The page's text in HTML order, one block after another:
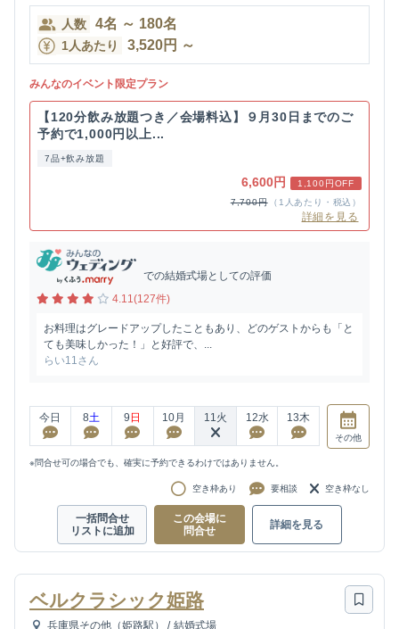
人数 4名 ～ 180名
1人あたり 3,520円 ～
みんなのイベント限定プラン
【120分飲み放題つき／会場料込】９月30日までのご
予約で1,000円以上...
7品+飲み放題
6,600円
1,100円OFF
7,700円
（1人あたり・税込）
詳細を見る
での結婚式場としての評価
4.11(127件)
お料理はグレードアップしたこともあり、どのゲストからも「と
ても美味しかった！」と好評で、...
らい11さん
今日 8土 9 日 10月 11火 12水 13木
その他
※問合せ可の場合でも、確実に予約できるわけではありません。
空き枠あり 要相談 空き枠なし
一括問合せ
リストに追加
この会場に
問合せ
詳細を見る
ベルクラシック姫路
兵庫県その他（姫路駅） / 結婚式場